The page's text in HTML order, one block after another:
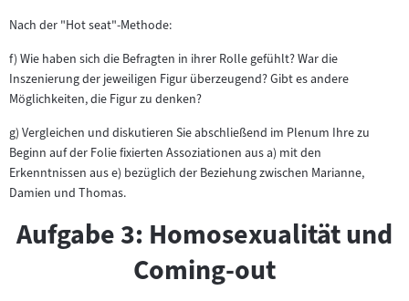
Nach der "Hot seat"-Methode:
f) Wie haben sich die Befragten in ihrer Rolle gefühlt? War die
Inszenierung der jeweiligen Figur überzeugend? Gibt es andere
Möglichkeiten, die Figur zu denken?
g) Vergleichen und diskutieren Sie abschließend im Plenum Ihre zu
Beginn auf der Folie fixierten Assoziationen aus a) mit den
Erkenntnissen aus e) bezüglich der Beziehung zwischen Marianne,
Damien und Thomas.
Aufgabe 3: Homosexualität und
Coming-out